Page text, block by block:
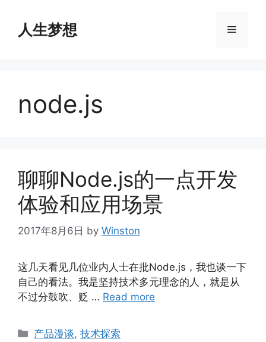
content人生梦想 Menu
node.js
聊聊Node.js的一点开发
体验和应用场景
2017年8月6日 by Winston
这几天看见几位业内人士在批Node.js，我也谈一下
自己的看法。我是坚持技术多元理念的人，就是从
不过分鼓吹、贬 … Read more
Categories
产品漫谈,技术探索